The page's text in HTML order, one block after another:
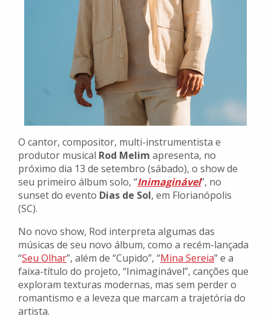
O cantor, compositor, multi-instrumentista e
produtor musical Rod Melim apresenta, no
próximo dia 13 de setembro (sábado), o show de
seu primeiro álbum solo, “Inimaginável”, no
sunset do evento Dias de Sol, em Florianópolis
(SC).
No novo show, Rod interpreta algumas das
músicas de seu novo álbum, como a recém-lançada
“Seu Olhar”, além de “Cupido”, “Mina Sereia” e a
faixa-título do projeto, “Inimaginável”, canções que
exploram texturas modernas, mas sem perder o
romantismo e a leveza que marcam a trajetória do
artista.